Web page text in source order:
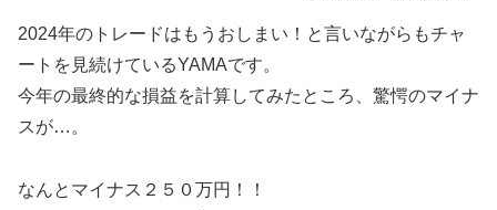
2024年のトレードはもうおしまい！と言いながらもチャ
ートを見続けているYAMAです。
今年の最終的な損益を計算してみたところ、驚愕のマイナ
スが…。
なんとマイナス２５０万円！！